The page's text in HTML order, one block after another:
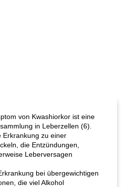
von Kwashiorkor ist eine
in Leberzellen (6).
Erkrankung zu einer
die Entzündungen,
Leberversagen
bei übergewichtigen
die viel Alkohol